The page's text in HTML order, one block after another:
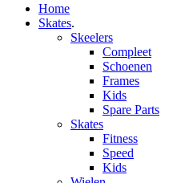
Home
Skates.
Skeelers
Compleet
Schoenen
Frames
Kids
Spare Parts
Skates
Fitness
Speed
Kids